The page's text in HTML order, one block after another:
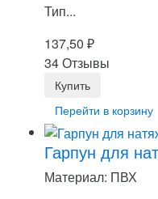
Тип...
137,50 ₽
34 Отзывы
Перейти в корзину
Гарпун для
Материал: ПВХ